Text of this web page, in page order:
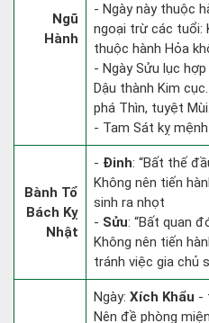
Ngũ
Hành
- Ngày này thuộc
ngoại trừ các tuổi:
thuộc hành Hỏa
- Ngày Sửu lục
Dậu thành Kim
phá Thìn, tuyệt Mùi.
- Tam Sát kỵ
Bành Tổ
Bách Kỵ
Nhật
- Đinh: “Bất thế
Không nên tiến
sinh ra nhọt
- Sửu: “Bất quan
Không nên tiến
tránh việc gia chủ
Ngày: Xích Khẩu -
Nên đề phòng